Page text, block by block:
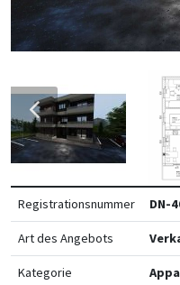
Registrationsnummer DN-
Art des Angebots
Kategorie